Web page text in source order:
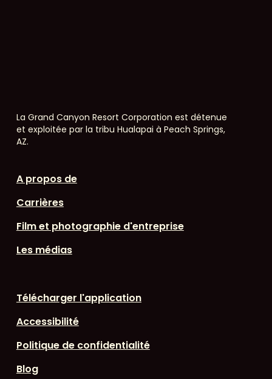
La Grand Canyon Resort Corporation est détenue
et exploitée par la tribu Hualapai à Peach Springs,
AZ.
A propos de
Carrières
Film et photographie d'entreprise
Les médias
Télécharger l'application
Accessibilité
Politique de confidentialité
Blog